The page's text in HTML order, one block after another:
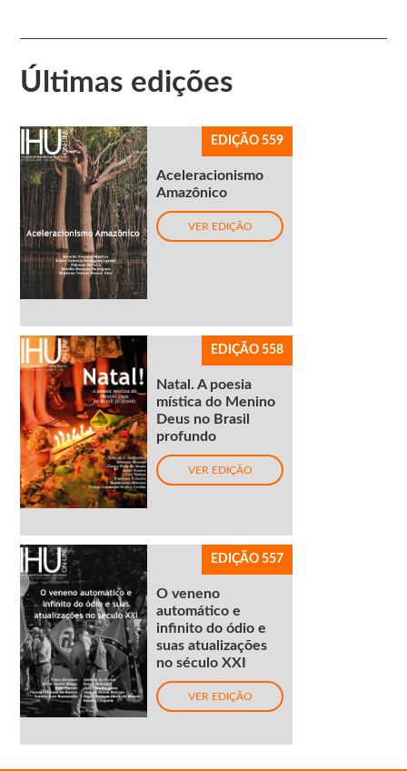
Últimas edições
EDIÇÃO 559
Aceleracionismo
Amazônico
VER EDIÇÃO
EDIÇÃO 558
Natal. A poesia
mística do Menino
Deus no Brasil
profundo
VER EDIÇÃO
EDIÇÃO 557
O veneno
automático e
infinito do ódio e
suas atualizações
no século XXI
VER EDIÇÃO